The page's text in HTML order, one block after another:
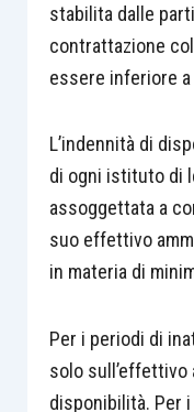
stabilita dalle
contrattazione
essere inferiore a
L’indennità di
di ogni istituto di
assoggettata a
suo effettivo
in materia di
Per i periodi di
solo sull’effettivo
disponibilità. Per